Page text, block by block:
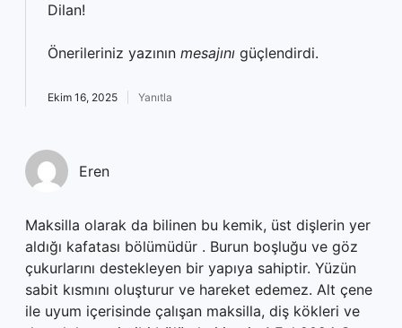
Dilan!
Önerileriniz yazının mesajını güçlendirdi.
Ekim 16, 2025 Yanıtla
Eren
Maksilla olarak da bilinen bu kemik, üst dişlerin yer
aldığı kafatası bölümüdür . Burun boşluğu ve göz
çukurlarını destekleyen bir yapıya sahiptir. Yüzün
sabit kısmını oluşturur ve hareket edemez. Alt çene
ile uyum içerisinde çalışan maksilla, diş kökleri ve